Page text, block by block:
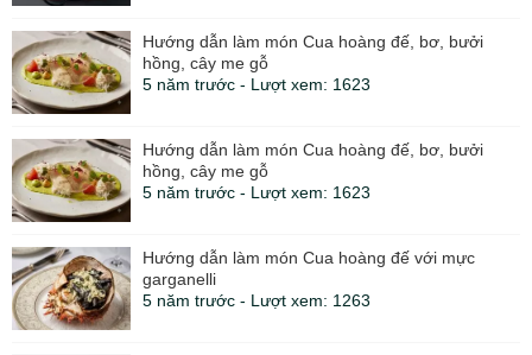
Hướng dẫn làm món Cua hoàng đế, bơ, bưởi
hồng, cây me gỗ
5 năm trước - Lượt xem: 1623
Hướng dẫn làm món Cua hoàng đế, bơ, bưởi
hồng, cây me gỗ
5 năm trước - Lượt xem: 1623
Hướng dẫn làm món Cua hoàng đế với mực
garganelli
5 năm trước - Lượt xem: 1263